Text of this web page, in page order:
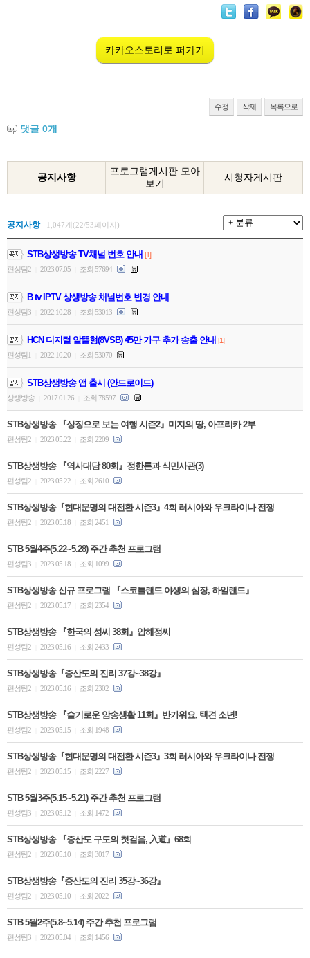
카카오스토리로 퍼가기
수정 삭제 목록으로
댓글 0개
공지사항
프로그램게시판 모아
보기
시청자게시판
공지사항 1,047개(22/53페이지)
STB상생방송 TV채널 번호 안내 [1]
편성팀2
2023.07.05 조회 57694
B tv IPTV 상생방송 채널번호 변경 안내
편성팀3 2022.10.28 조회 53013
HCN 디지털 알뜰형(8VSB) 45만 가구 추가 송출 안내 [1]
편성팀1
2022.10.20 조회 53070
STB상생방송 앱 출시 (안드로이드)
상생방송 2017.01.26 조회 78597
STB상생방송 『상징으로 보는 여행 시즌2』미지의 땅, 아프리카 2부
편성팀2 2023.05.22 조회 2209
STB상생방송 『역사대담 80회』정한론과 식민사관(3)
편성팀2 2023.05.22 조회 2610
STB상생방송『현대문명의 대전환 시즌3』4회 러시아와 우크라이나 전쟁
편성팀2 2023.05.18 조회 2451
STB 5월4주(5.22~5.28) 주간 추천 프로그램
편성팀3 2023.05.18 조회 1099
STB상생방송 신규 프로그램 『스코틀랜드 야생의 심장, 하일랜드』
편성팀2 2023.05.17 조회 2354
STB상생방송 『한국의 성씨 38회』압해정씨
편성팀2 2023.05.16 조회 2433
STB상생방송『증산도의 진리 37강~38강』
편성팀2 2023.05.16 조회 2302
STB상생방송 『슬기로운 암송생활 11회』반가워요, 택견 소년!
편성팀2 2023.05.15 조회 1948
STB상생방송『현대문명의 대전환 시즌3』3회 러시아와 우크라이나 전쟁
편성팀2 2023.05.15 조회 2227
STB 5월3주(5.15~5.21) 주간 추천 프로그램
편성팀3 2023.05.12 조회 1472
STB상생방송 『증산도 구도의 첫걸음, 入道』68회
편성팀2 2023.05.10 조회 3017
STB상생방송『증산도의 진리 35강~36강』
편성팀2 2023.05.10 조회 2022
STB 5월2주(5.8~5.14) 주간 추천 프로그램
편성팀3 2023.05.04 조회 1456